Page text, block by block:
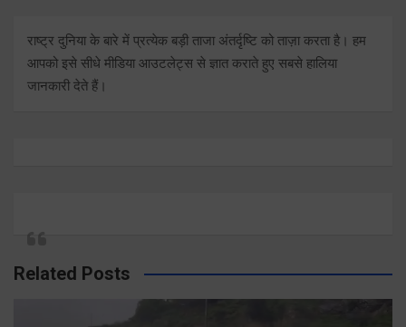
राष्ट्र दुनिया के बारे में प्रत्येक बड़ी ताजा अंतर्दृष्टि को ताज़ा करता है। हम
आपको इसे सीधे मीडिया आउटलेट्स से ज्ञात कराते हुए सबसे हालिया
जानकारी देते हैं।
Related Posts